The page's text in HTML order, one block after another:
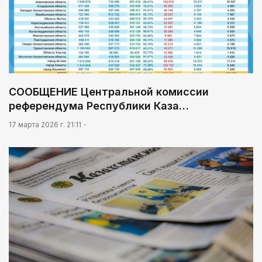
СООБЩЕНИЕ Центральной комиссии
референдума Республики Каза…
17 марта 2026 г. 21:11